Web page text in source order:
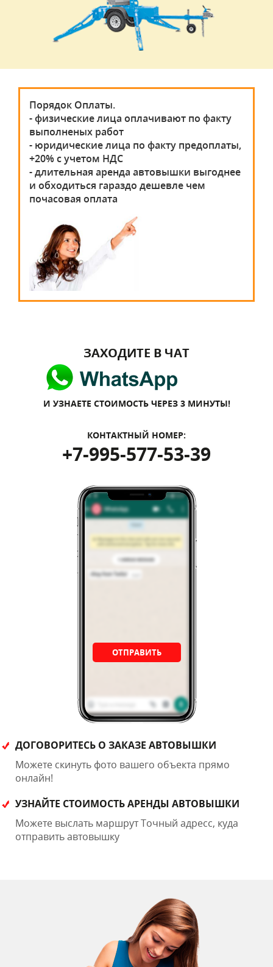
Порядок Оплаты.
- физические лица оплачивают по факту
выполненых работ
- юридические лица по факту предоплаты,
+20% с учетом НДС
- длительная аренда автовышки выгоднее
и обходиться гараздо дешевле чем
почасовая оплата
ЗАХОДИТЕ В ЧАТ
И УЗНАЕТЕ СТОИМОСТЬ ЧЕРЕЗ 3 МИНУТЫ!
КОНТАКТНЫЙ НОМЕР:
+7-995-577-53-39
ОТПРАВИТЬ
ДОГОВОРИТЕСЬ О ЗАКАЗЕ АВТОВЫШКИ
Можете скинуть фото вашего объекта прямо
онлайн!
УЗНАЙТЕ СТОИМОСТЬ АРЕНДЫ АВТОВЫШКИ
Можете выслать маршрут Точный адресс, куда
отправить автовышку